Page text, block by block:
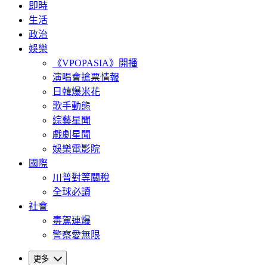
即時
生活
政治
娛樂
《VPOPASIA》開播
演唱會搶票情報
日韓爆米花
歌手動態
綜藝星聞
戲劇星聞
娛樂電影院
國際
川普對等關稅
全球必讀
社會
毒駕連爆
警察愛無限
更多